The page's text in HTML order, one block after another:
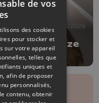
04/08/2026
avec Delhaize
de vos
des cookies
pour stocker et
sur votre appareil
telles que
uniques et
afin de proposer
personnalisés,
contenu, obtenir